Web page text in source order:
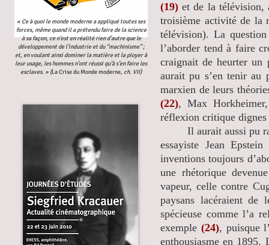
(19) et de la
troisième activité de la
télévision). La
l’aborder tend à faire
craignait de heurter un
aurait pu s’en tenir au
marxien de leurs
(22), Max
réflexion critique dignes
Il aurait aussi pu
essayiste Jean
inventions toujours
une rhétorique
vapeur, celle contre
paysans lacéraient de
spécieuse comme l’a
exemple (24), puisque
enthousiasme en 1895.
« Ce à quoi le monde moderne a appliqué toutes ses
forces, même quand il a prétendu faire de la science
à sa façon, ce n’est en réalité rien d’autre que le
développement de l’industrie et du “machinisme” ;
et, en voulant ainsi dominer la matière et la ployer à
leur usage, les hommes n’ont réussi qu’à s’en faire les
esclaves. » (La Crise du Monde moderne, ch. VII)